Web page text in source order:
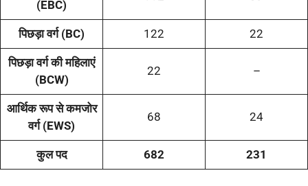
(EBC)
पिछड़ा वर्ग (BC) 122 22
पिछड़ा वर्ग की महिलाएं
(BCW)
22 –
आर्थिक रूप से कमजोर
वर्ग (EWS)
68 24
कुल पद 682 231